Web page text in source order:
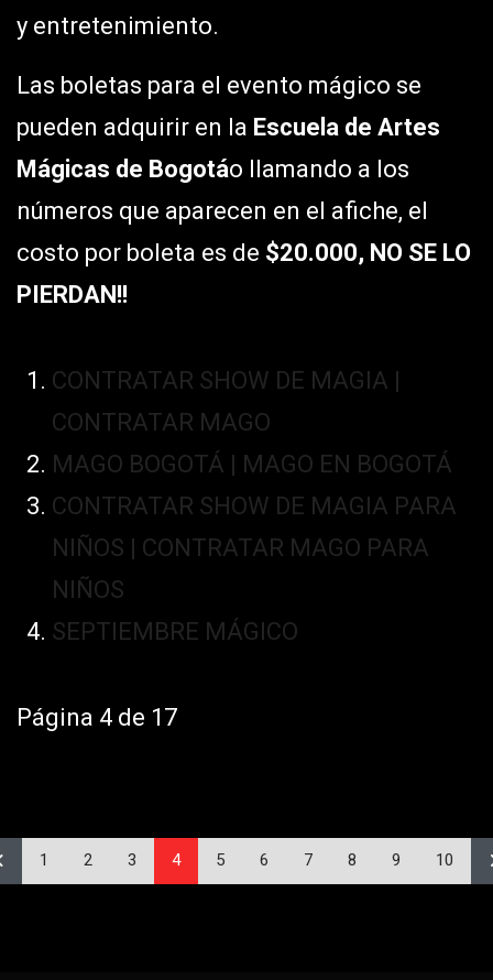
y entretenimiento.
Las boletas para el evento mágico se
pueden adquirir en la Escuela de Artes
Mágicas de Bogotáo llamando a los
números que aparecen en el afiche, el
costo por boleta es de $20.000, NO SE LO
PIERDAN!!
CONTRATAR SHOW DE MAGIA |
CONTRATAR MAGO
MAGO BOGOTÁ | MAGO EN BOGOTÁ
CONTRATAR SHOW DE MAGIA PARA
NIÑOS | CONTRATAR MAGO PARA
NIÑOS
SEPTIEMBRE MÁGICO
Página 4 de 17
1 2 3 4 5 6 7 8 9 10